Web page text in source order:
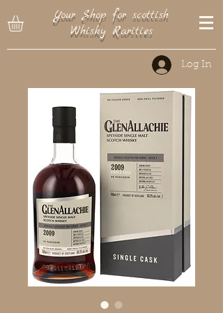
Your Shop for scottish
Whisky Rarities
Log In